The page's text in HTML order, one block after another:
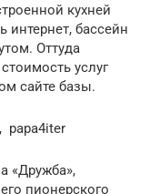
кухней
бассейн
Оттуда
услуг
сайте базы.
papa4iter
«Дружба»,
пионерского